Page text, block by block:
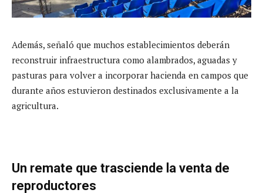
Además, señaló que muchos establecimientos deberán
reconstruir infraestructura como alambrados, aguadas y
pasturas para volver a incorporar hacienda en campos que
durante años estuvieron destinados exclusivamente a la
agricultura.
Un remate que trasciende la venta de
reproductores